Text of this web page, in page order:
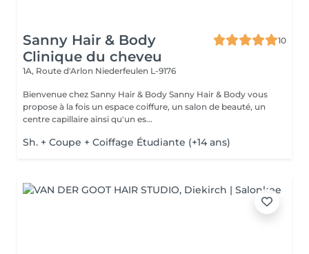
Sanny Hair & Body
Clinique du cheveu
10
1A, Route d'Arlon Niederfeulen L-9176
Bienvenue chez Sanny Hair & Body Sanny Hair & Body vous
propose à la fois un espace coiffure, un salon de beauté, un
centre capillaire ainsi qu'un es...
Sh. + Coupe + Coiffage Étudiante (+14 ans)